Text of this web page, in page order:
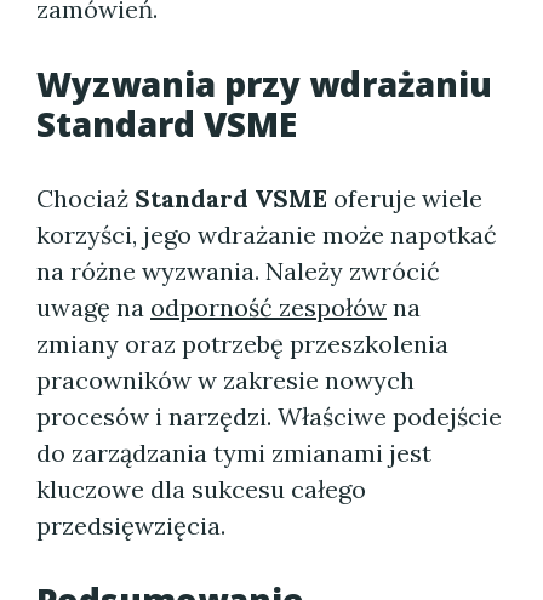
zamówień.
Wyzwania przy wdrażaniu
Standard VSME
Chociaż Standard VSME oferuje wiele
korzyści, jego wdrażanie może napotkać
na różne wyzwania. Należy zwrócić
uwagę na odporność zespołów na
zmiany oraz potrzebę przeszkolenia
pracowników w zakresie nowych
procesów i narzędzi. Właściwe podejście
do zarządzania tymi zmianami jest
kluczowe dla sukcesu całego
przedsięwzięcia.